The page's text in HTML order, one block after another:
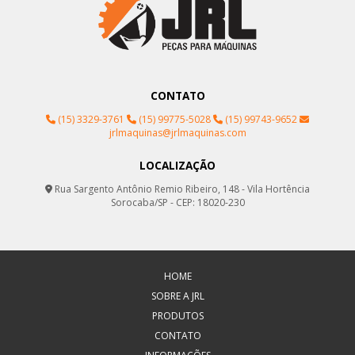
CONTATO
(15) 3329-3761 (15) 99775-5028
(15) 99743-9652
jrlmaquinas@jrlmaquinas.com
LOCALIZAÇÃO
Rua Sargento Antônio Remio Ribeiro, 148 - Vila Hortência
Sorocaba/SP - CEP: 18020-230
HOME
SOBRE A JRL
PRODUTOS
CONTATO